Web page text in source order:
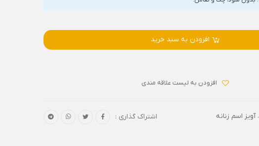
افزودن به سبد خرید
افزودن به لیست علاقه مندی
،آویز اسم زنانه اشتراک گذاری :